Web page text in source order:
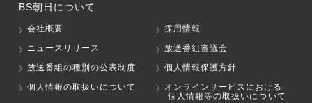
BS朝日について
会社概要
採用情報
ニュースリリース
放送番組審議会
放送番組の種別の公表制度
個人情報保護方針
個人情報の取扱いについて
オンラインサービスにおける
個人情報等の取扱いについて